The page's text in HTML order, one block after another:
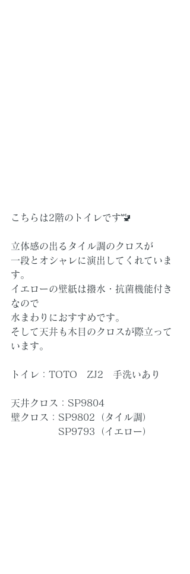
こちらは2階のトイレです🚾
立体感の出るタイル調のクロスが
一段とオシャレに演出してくれていま
す。
イエローの壁紙は撥水・抗菌機能付き
なので
水まわりにおすすめです。
そして天井も木目のクロスが際立って
います。
トイレ：TOTO　ZJ2　手洗いあり
天井クロス：SP9804
壁クロス：SP9802（タイル調）
SP9793（イエロー）